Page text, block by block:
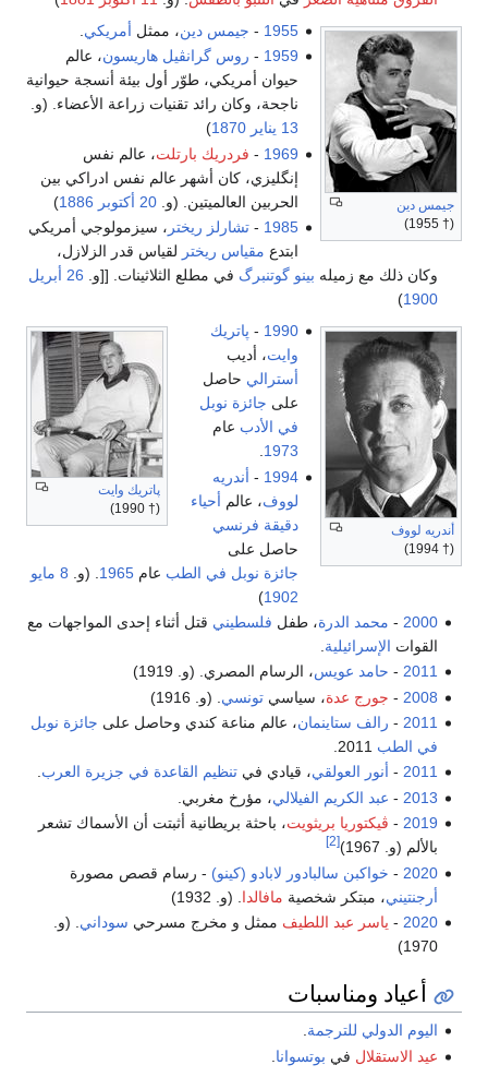
جيمس دين
(† 1955)
1955
- جيمس دين، ممثل أمريكي
1959
- روس گرانڤيل هاريسون، عالم
حيوان أمريكي، طوّر أول بيئة أنسجة حيوانية
ناجحة، وكان رائد تقنيات زراعة الأعضاء. (و.
13 يناير
1870
)
1969
- فردريك بارتلت، عالم نفس
إنگليزي، كان أشهر عالم نفس ادراكي بين
الحربين العالميتين. (و. 20 أكتوبر 1886
)
1985
- تشارلز ريختر ، سيزمولوجي أمريكي
ابتدع مقياس ريختر لقياس قدر الزلازل،
وكان ذلك مع زميله بينو گوتنبرگ في مطلع الثلاثينات. [[و. 26 أبريل
1900
)
پاتريك وايت
(† 1990)
أندريه لووف
(† 1994)
1990
- پاتريك
وايت، أديب
أسترالي حاصل
على جائزة نوبل
في الأدب عام
1973
1994
- أندريه
لووف، عالم أحياء
دقيقة فرنسي
حاصل على
جائزة نوبل في الطب عام 1965 . (و. 8 مايو
1902
)
2000
- محمد الدرة، طفل فلسطيني قتل أثناء إحدى المواجهات مع
القوات الإسرائيلية
2011
- حامد عويس، الرسام المصري. (و. 1919)
2008
- جورج عدة، سياسيتونسي . (و. 1916)
2011
- رالف ستاينمان، عالم مناعة كندي وحاصل على جائزة نوبل
في الطب
2011
- أنور العولقي، قيادي فيتنظيم القاعدة في جزيرة العرب.
2013
- عبد الكريم الفيلالي، مؤرخ مغربي.
2019
- ڤيكتوريا بريثويت، باحثة بريطانية أثبتت أن الأسماك تشعر
بالألم (و. 1967)
[2]
2020
- خواكبن سالبادور لابادو (كينو) - رسام قصص مصورة
أرجنتيني، مبتكر شخصية مافالدا . (و. 1932)
2020
- ياسر عبد اللطيف ممثل و مخرج مسرحي سوداني . (و.
1970)
أعياد ومناسبات
اليوم الدولي للترجمة.
عيد الاستقلال في بوتسوانا